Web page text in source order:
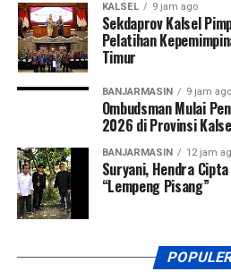
KALSEL 9 jam ago
Sekdaprov Kalsel
Pelatihan
Timur
BANJARMASIN 9 jam ago
Ombudsman Mulai
2026 di Provinsi
BANJARMASIN 12 jam
Suryani, Hendra
“Lempeng Pisang”